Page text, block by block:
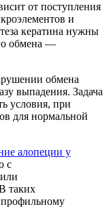
от поступления
и
кератина нужны
обмена —
обмена
выпадения. Задача
условия, при
для нормальной
алопеции у
с
таких
профильному